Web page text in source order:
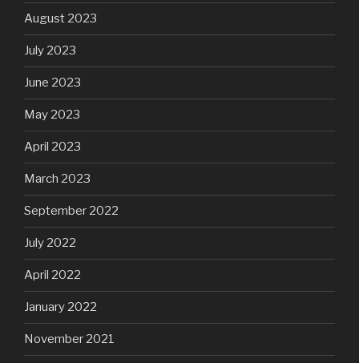
August 2023
July 2023
June 2023
May 2023
April 2023
March 2023
September 2022
July 2022
April 2022
January 2022
November 2021